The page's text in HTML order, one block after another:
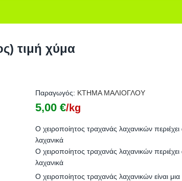
τιμή χύμα
Παραγωγός: KTHMA ΜΑΛΙΟΓΛΟΥ
5,00 €/kg
Ο χειροποίητος τραχανάς λαχανικών
λαχανικά
Ο χειροποίητος τραχανάς λαχανικών
λαχανικά
Ο χειροποίητος τραχανάς λαχανικών είναι